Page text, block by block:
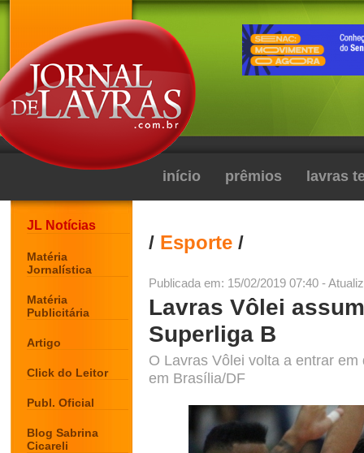
início prêmios lavras
JL Notícias
Matéria
Jornalística
Matéria
Publicitária
Artigo
Click do Leitor
Publ. Oficial
Blog Sabrina
Cicareli
/ Esporte /
Publicada em: 15/02/2019 07:40 -
Lavras Vôlei
Superliga B
O Lavras Vôlei volta a entrar
em Brasília/DF